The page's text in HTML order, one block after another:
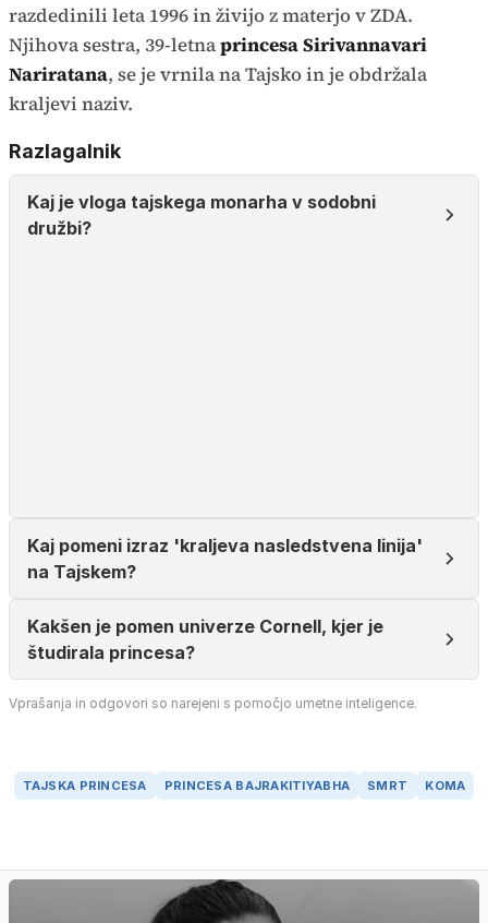
razdedinili leta 1996 in živijo z materjo v ZDA.
Njihova sestra, 39-letnaprincesa Sirivannavari
Nariratana, se je vrnila na Tajsko in je obdržala
kraljevi naziv.
Razlagalnik
Kaj je vloga tajskega monarha v sodobni
družbi?
Kaj pomeni izraz 'kraljeva nasledstvena linija'
na Tajskem?
Kakšen je pomen univerze Cornell, kjer je
študirala princesa?
Vprašanja in odgovori so narejeni s pomočjo umetne inteligence.
TAJSKA PRINCESA PRINCESA BAJRAKITIYABHA SMRT KOMA